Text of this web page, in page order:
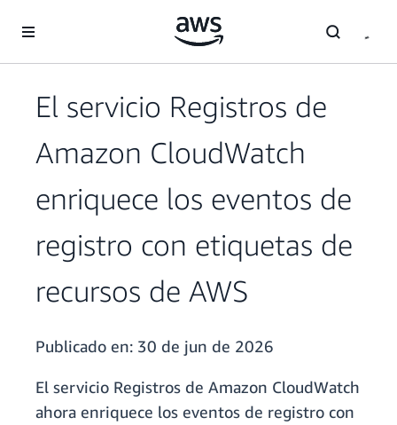
El servicio Registros de
Amazon CloudWatch
enriquece los eventos de
registro con etiquetas de
recursos de AWS
Publicado en: 30 de jun de 2026
El servicio Registros de Amazon CloudWatch
ahora enriquece los eventos de registro con